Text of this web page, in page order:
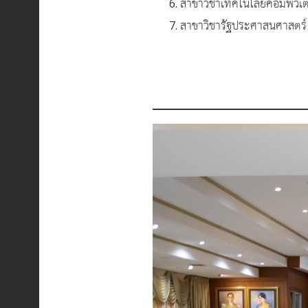
สาขาวิชาเทคโนโลยีคอมพิวเ
สาขาวิชารัฐประศาสนศาสตร์